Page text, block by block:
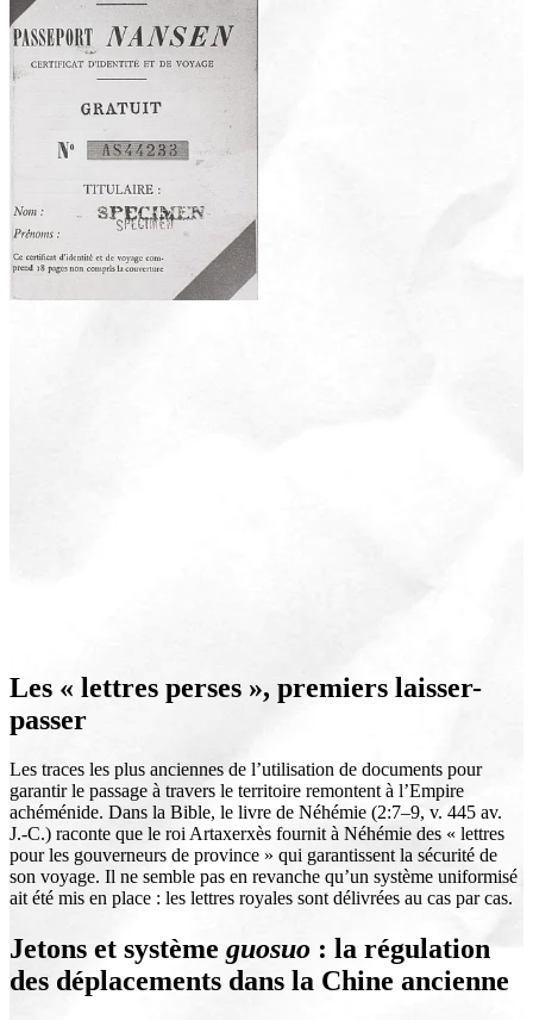
Les « lettres perses », premiers laisser-
passer
Les traces les plus anciennes de l’utilisation de documents pour
garantir le passage à travers le territoire remontent à l’Empire
achéménide. Dans la Bible, le livre de Néhémie (2:7–9, v. 445 av.
J.-C.) raconte que le roi Artaxerxès fournit à Néhémie des « lettres
pour les gouverneurs de province » qui garantissent la sécurité de
son voyage. Il ne semble pas en revanche qu’un système uniformisé
ait été mis en place : les lettres royales sont délivrées au cas par cas.
Jetons et système guosuo : la régulation
des déplacements dans la Chine ancienne